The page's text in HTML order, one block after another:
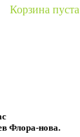
Корзина пуста
Флора-нова.